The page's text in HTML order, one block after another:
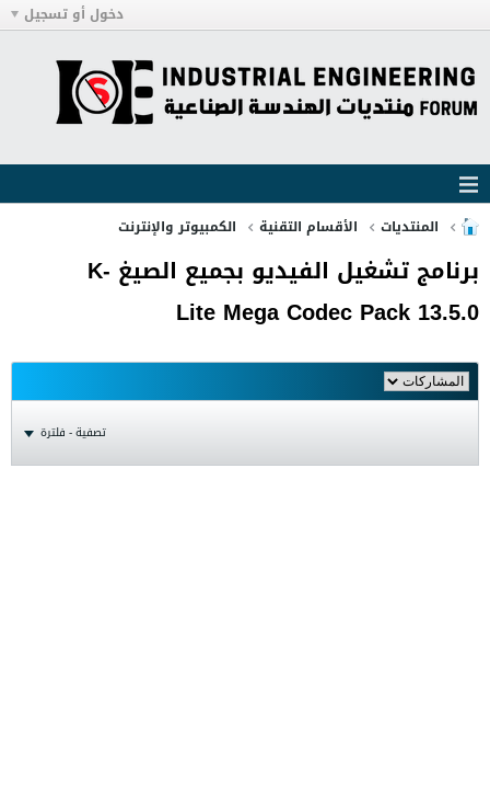
دخول أو تسجيل
المنتديات الأقسام التقنية الكمبيوتر والإنترنت
برنامج تشغيل الفيديو بجميع الصيغ K-
Lite Mega Codec Pack 13.5.0
تصفية - فلترة